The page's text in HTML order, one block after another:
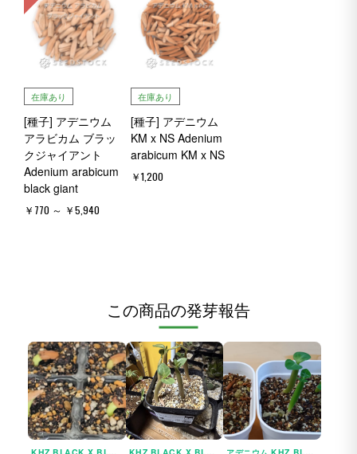
在庫あり
[種子] アデニウム
アラビカム ブラッ
クジャイアント
Adenium arabicum
black giant
￥770 ～ ￥5,940
在庫あり
[種子] アデニウム
KM x NS Adenium
arabicum KM x NS
￥1,200
この商品の発芽報告